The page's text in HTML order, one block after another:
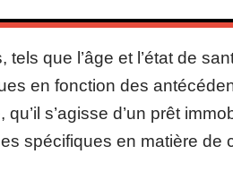
tels que l’âge et l’état de
en fonction des
qu’il s’agisse d’un prêt
spécifiques en matière de